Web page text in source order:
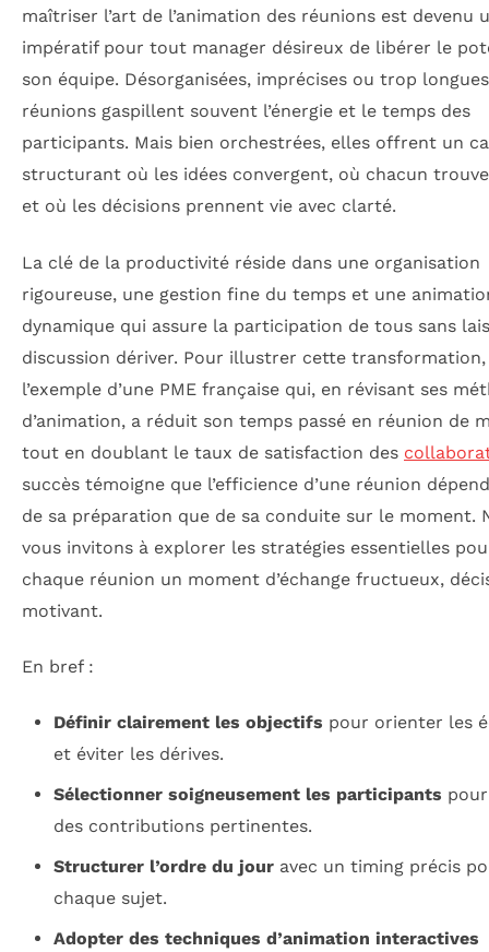
maîtriser l’art de l’animation des réunions est devenu
impératif pour tout manager désireux de libérer le
son équipe. Désorganisées, imprécises ou trop
réunions gaspillent souvent l’énergie et le temps des
participants. Mais bien orchestrées, elles offrent un
structurant où les idées convergent, où chacun
et où les décisions prennent vie avec clarté.
La clé de la productivité réside dans une organisation
rigoureuse, une gestion fine du temps et une
dynamique qui assure la participation de tous sans
discussion dériver. Pour illustrer cette
l’exemple d’une PME française qui, en révisant ses
d’animation, a réduit son temps passé en réunion de
tout en doublant le taux de satisfaction des
succès témoigne que l’efficience d’une réunion
de sa préparation que de sa conduite sur le moment.
vous invitons à explorer les stratégies essentielles
chaque réunion un moment d’échange fructueux,
motivant.
En bref :
Définir clairement les objectifs pour orienter les
et éviter les dérives.
Sélectionner soigneusement les participants
des contributions pertinentes.
Structurer l’ordre du jouravec un timing précis
chaque sujet.
Adopter des techniques d’animation interactives